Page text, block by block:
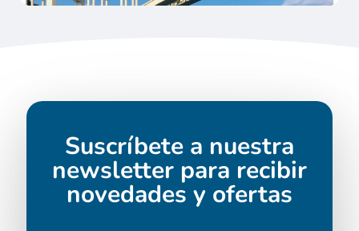
Suscríbete a nuestra
newsletter para recibir
novedades y ofertas